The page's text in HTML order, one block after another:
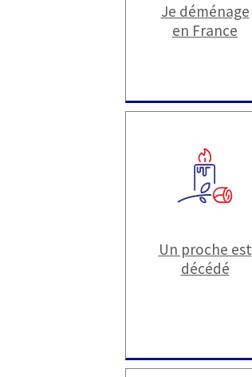
Je déménage
en France
Un proche est
décédé